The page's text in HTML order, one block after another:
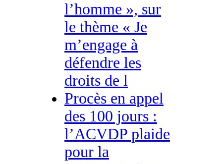
l’homme », sur
le thème « Je
m’engage à
défendre les
droits de l
Procès en appel
des 100 jours :
l’ACVDP plaide
pour la